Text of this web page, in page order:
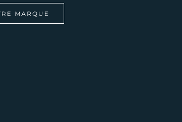
MARQUE